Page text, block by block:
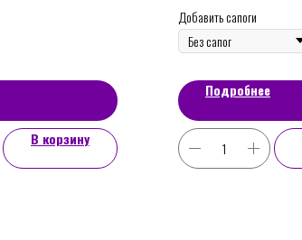
В корзину
Добавить сапоги
Подробнее